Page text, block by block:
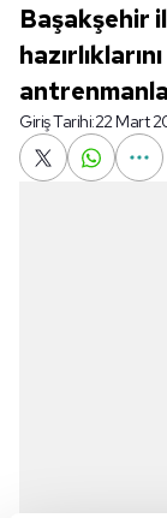
Başakşehir
Giriş Tarihi:22 Mart